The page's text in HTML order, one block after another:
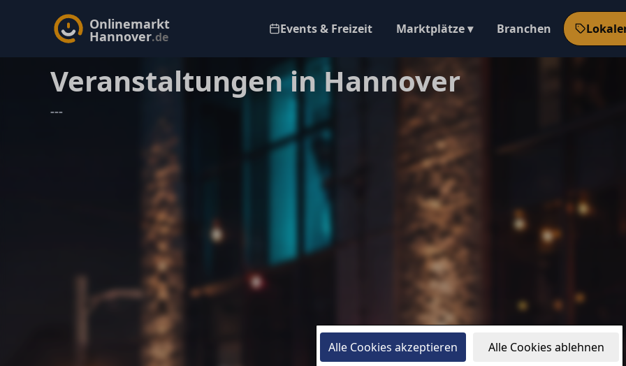
Alle Cookies akzeptieren Alle Cookies ablehnen
Onlinemarkt
Hannover.de
Events & Freizeit Marktplätze ▾ Branchen
Veranstaltungen in Hannover
---